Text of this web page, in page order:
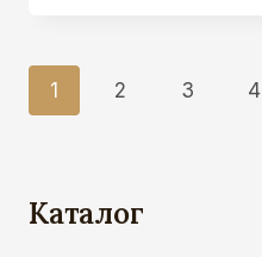
1 2 3 4
Каталог